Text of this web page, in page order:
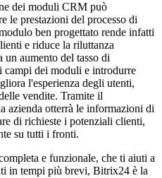
dei moduli CRM può
le prestazioni del processo di
ben progettato rende infatti
e riduce la riluttanza
un aumento del tasso di
campi dei moduli e introdurre
l'esperienza degli utenti,
vendite. Tramite il
azienda otterrà le informazioni di
di richieste i potenziali clienti,
su tutti i fronti.
e funzionale, che ti aiuti a
in tempi più brevi, Bitrix24 è la